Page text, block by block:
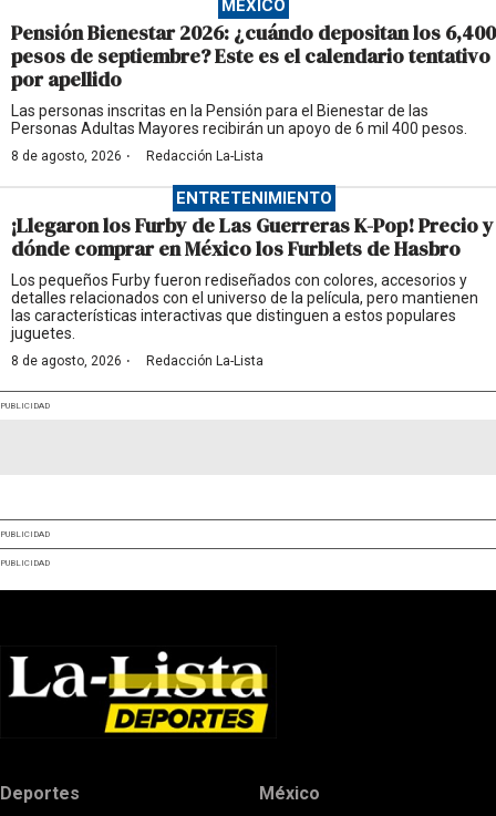
MÉXICO
Pensión Bienestar 2026: ¿cuándo depositan los 6,400
pesos de septiembre? Este es el calendario tentativo
por apellido
Las personas inscritas en la Pensión para el Bienestar de las
Personas Adultas Mayores recibirán un apoyo de 6 mil 400 pesos.
8 de agosto, 2026 · Redacción La-Lista
ENTRETENIMIENTO
¡Llegaron los Furby de Las Guerreras K-Pop! Precio y
dónde comprar en México los Furblets de Hasbro
Los pequeños Furby fueron rediseñados con colores, accesorios y
detalles relacionados con el universo de la película, pero mantienen
las características interactivas que distinguen a estos populares
juguetes.
8 de agosto, 2026 · Redacción La-Lista
PUBLICIDAD
PUBLICIDAD
PUBLICIDAD
Deportes México